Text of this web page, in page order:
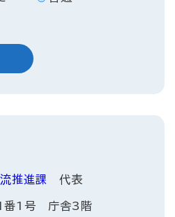
推進課 代表
番1号 庁舎3階